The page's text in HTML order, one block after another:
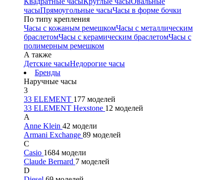
часыПрямоугольные часыЧасы в форме бочки
По типу крепления
Часы с кожаным ремешкомЧасы с металлическим
браслетомЧасы с керамическим браслетомЧасы с
полимерным ремешком
А также
Детские часыНедорогие часы
Бренды
Наручные часы
3
33 ELEMENT 177 моделей
33 ELEMENT Hexstone 12 моделей
A
Anne Klein 42 модели
Armani Exchange 89 моделей
C
Casio 1684 модели
Claude Bernard 7 моделей
D